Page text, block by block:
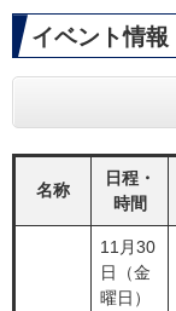
イベント情報
名称
日程・
時間
11月30
日（金
曜日）